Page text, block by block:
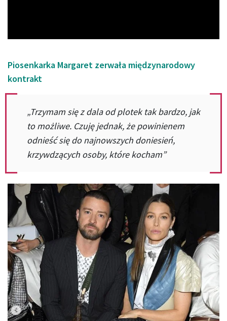
Piosenkarka Margaret zerwała międzynarodowy
kontrakt
„Trzymam się z dala od plotek tak bardzo, jak
to możliwe. Czuję jednak, że powinienem
odnieść się do najnowszych doniesień,
krzywdzących osoby, które kocham”